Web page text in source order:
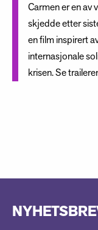
Carmen er en av
skjedde etter
en film inspirert
internasjonale
krisen. Se